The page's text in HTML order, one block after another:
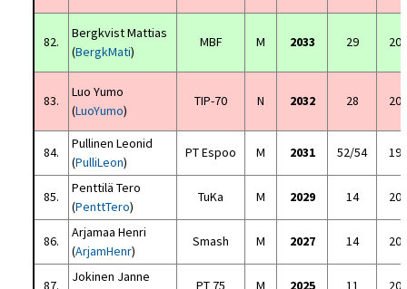
82.
Bergkvist Mattias
(BergkMati)
MBF M 2033 29
83.
Luo Yumo
(LuoYumo)
TIP-70 N 2032 28
84.
Pullinen Leonid
(PulliLeon)
PT Espoo M 2031 52/54
85.
Penttilä Tero
(PenttTero)
TuKa M 2029 14
86.
Arjamaa Henri
(ArjamHenr)
Smash M 2027 14
87.
Jokinen Janne
PT 75 M 2025 11